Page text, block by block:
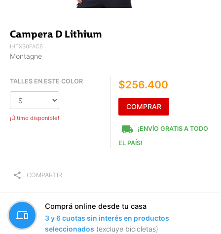
Campera D Lithium
IHTXB0FAC6
Montagne
TALLES EN ESTE COLOR
¡Último disponible!
$256.400
COMPRAR
local_shipping
¡ENVÍO GRATIS A TODO
EL PAÍS!
share COMPARTIR
devices
Comprá online desde tu casa
3 y 6 cuotas sin interés en productos
seleccionados (excluye bicicletas)